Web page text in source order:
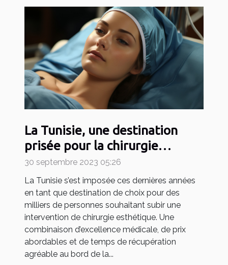
La Tunisie, une destination
prisée pour la chirurgie
esthétique
30 septembre 2023 05:26
La Tunisie s’est imposée ces dernières années
en tant que destination de choix pour des
milliers de personnes souhaitant subir une
intervention de chirurgie esthétique. Une
combinaison d’excellence médicale, de prix
abordables et de temps de récupération
agréable au bord de la...